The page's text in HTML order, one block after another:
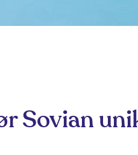
Sovian